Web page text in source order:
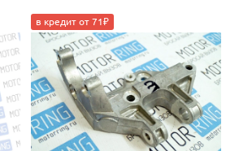
в кредит от 71₽